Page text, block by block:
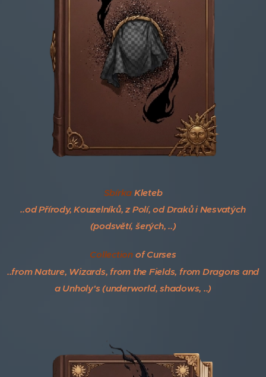
Sbírka Kleteb
..od Přírody, Kouzelníků, z Polí, od Draků i Nesvatých
(podsvětí, šerých, ..)
Collection of Curses
..from Nature, Wizards, from the Fields, from Dragons and
a Unholy's (underworld, shadows, ..)